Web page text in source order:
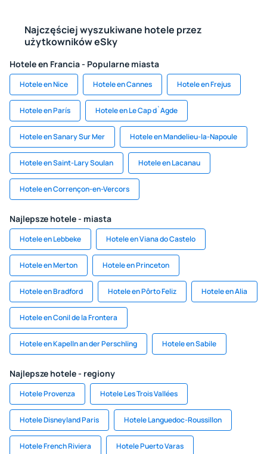
Najczęściej wyszukiwane hotele przez
użytkowników eSky
Hotele en Francia - Popularne miasta
Hotele en Nice Hotele en Cannes Hotele en Frejus
Hotele en París Hotele en Le Cap d`Agde
Hotele en Sanary Sur Mer Hotele en Mandelieu-la-Napoule
Hotele en Saint-Lary Soulan Hotele en Lacanau
Hotele en Corrençon-en-Vercors
Najlepsze hotele - miasta
Hotele en Lebbeke Hotele en Viana do Castelo
Hotele en Merton Hotele en Princeton
Hotele en Bradford Hotele en Pôrto Feliz Hotele en Alia
Hotele en Conil de la Frontera
Hotele en Kapelln an der Perschling Hotele en Sabile
Najlepsze hotele - regiony
Hotele Provenza Hotele Les Trois Vallées
Hotele Disneyland Paris Hotele Languedoc-Roussillon
Hotele French Riviera Hotele Puerto Varas